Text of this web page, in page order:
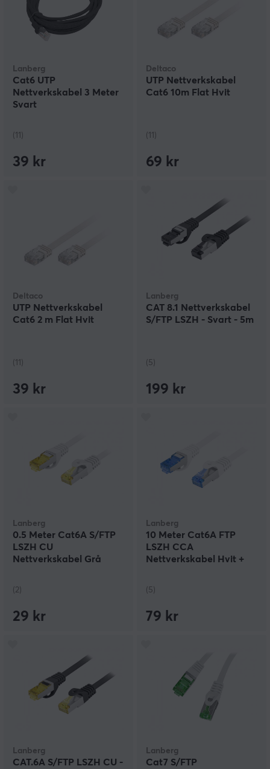
Lanberg
Cat6 UTP
Nettverkskabel 3 Meter
Svart
(11)
39 kr
Deltaco
UTP Nettverkskabel
Cat6 10m Flat Hvit
(11)
69 kr
Deltaco
UTP Nettverkskabel
Cat6 2 m Flat Hvit
(11)
39 kr
Lanberg
CAT 8.1 Nettverkskabel
S/FTP LSZH - Svart - 5m
(5)
199 kr
Lanberg
0.5 Meter Cat6A S/FTP
LSZH CU
Nettverkskabel Grå
(2)
29 kr
Lanberg
10 Meter Cat6A FTP
LSZH CCA
Nettverkskabel Hvit +
(5)
79 kr
Lanberg
CAT.6A S/FTP LSZH CU -
Lanberg
Cat7 S/FTP